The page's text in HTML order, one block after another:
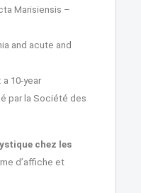
Marisiensis –
and acute and
10-year
par la Société des
chez les
d’affiche et